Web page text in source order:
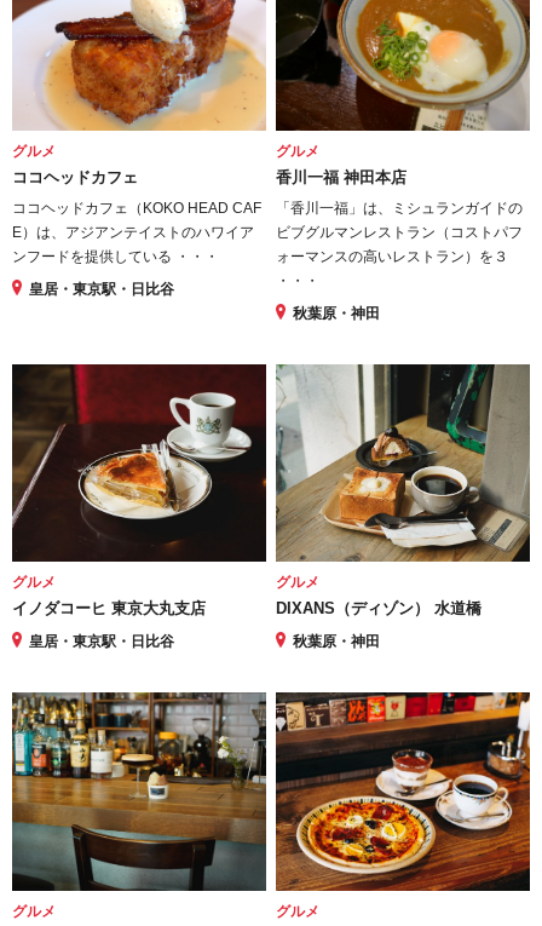
グルメ
ココヘッドカフェ
ココヘッドカフェ（KOKO HEAD CAF
E）は、アジアンテイストのハワイア
ンフードを提供している ・・・
皇居・東京駅・日比谷
グルメ
香川一福 神田本店
「香川一福」は、ミシュランガイドの
ビブグルマンレストラン（コストパフ
ォーマンスの高いレストラン）を３
・・・
秋葉原・神田
グルメ
イノダコーヒ 東京大丸支店
皇居・東京駅・日比谷
グルメ
DIXANS（ディゾン） 水道橋
秋葉原・神田
グルメ グルメ